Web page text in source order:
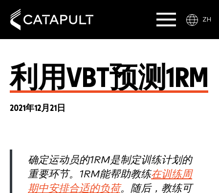
ZH
利用VBT预测1RM
2021年12月21日
确定运动员的1RM是制定训练计划的
重要环节。1RM能帮助教练在训练周
期中安排合适的负荷。随后，教练可